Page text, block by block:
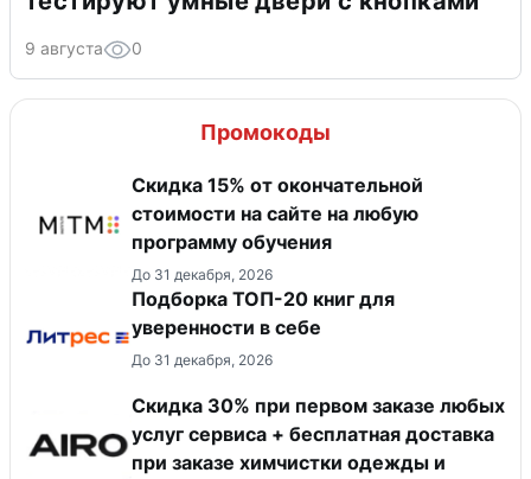
9 августа 0
Промокоды
Скидка 15% от окончательной
стоимости на сайте на любую
программу обучения
До 31 декабря, 2026
Подборка ТОП-20 книг для
уверенности в себе
До 31 декабря, 2026
Скидка 30% при первом заказе любых
услуг сервиса + бесплатная доставка
при заказе химчистки одежды и